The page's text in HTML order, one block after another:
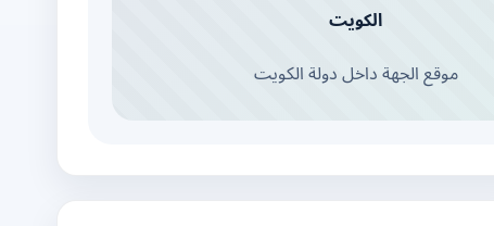
الكويت
موقع الجهة داخل دولة الكويت